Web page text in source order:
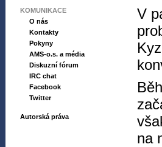
KOMUNIKACE
O nás
Kontakty
Pokyny
AMS-o.s. a média
Diskuzní fórum
IRC chat
Facebook
Twitter
Autorská práva
V
na